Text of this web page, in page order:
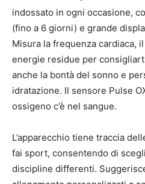
indossato in ogni occasione,
(fino a 6 giorni) e grande
Misura la frequenza cardiaca,
energie residue per
anche la bontà del sonno e
idratazione. Il sensore Pulse
ossigeno c’è nel sangue.
L’apparecchio tiene traccia
fai sport, consentendo di
discipline differenti.